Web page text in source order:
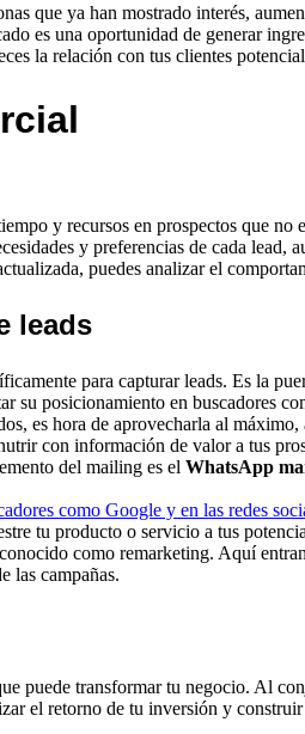
que ya han mostrado interés,
es una oportunidad de generar
la relación con tus clientes
y recursos en prospectos que no
y preferencias de cada lead,
puedes analizar el
leads
para capturar leads. Es la
su posicionamiento en buscadores
es hora de aprovecharla al
con información de valor a tus
del mailing es el WhatsApp
como Google y en las redes
tu producto o servicio a tus
como remarketing. Aquí
las campañas.
puede transformar tu negocio. Al
el retorno de tu inversión y